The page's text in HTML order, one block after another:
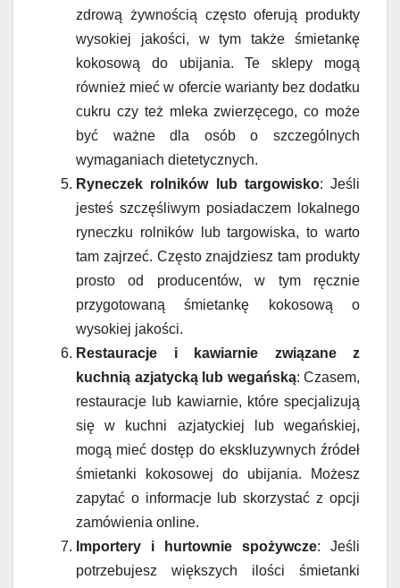
zdrową żywnością często oferują produkty
wysokiej jakości, w tym także śmietankę
kokosową do ubijania. Te sklepy mogą
również mieć w ofercie warianty bez dodatku
cukru czy też mleka zwierzęcego, co może
być ważne dla osób o szczególnych
wymaganiach dietetycznych.
Ryneczek rolników lub targowisko: Jeśli
jesteś szczęśliwym posiadaczem lokalnego
ryneczku rolników lub targowiska, to warto
tam zajrzeć. Często znajdziesz tam produkty
prosto od producentów, w tym ręcznie
przygotowaną śmietankę kokosową o
wysokiej jakości.
Restauracje i kawiarnie związane z
kuchnią azjatycką lub wegańską: Czasem,
restauracje lub kawiarnie, które specjalizują
się w kuchni azjatyckiej lub wegańskiej,
mogą mieć dostęp do ekskluzywnych źródeł
śmietanki kokosowej do ubijania. Możesz
zapytać o informacje lub skorzystać z opcji
zamówienia online.
Importery i hurtownie spożywcze: Jeśli
potrzebujesz większych ilości śmietanki